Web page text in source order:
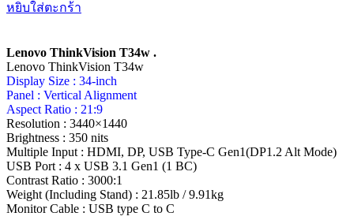
หยิบใส่ตะกร้า
Lenovo ThinkVision T34w .
Lenovo ThinkVision T34w
Display Size : 34-inch
Panel : Vertical Alignment
Aspect Ratio : 21:9
Resolution : 3440×1440
Brightness : 350 nits
Multiple Input : HDMI, DP, USB Type-C Gen1(DP1.2 Alt Mode)
USB Port : 4 x USB 3.1 Gen1 (1 BC)
Contrast Ratio : 3000:1
Weight (Including Stand) : 21.85lb / 9.91kg
Monitor Cable : USB type C to C